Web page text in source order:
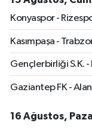
Konyaspor -
Kasımpaşa -
Gençlerbirliği S.K.
Gaziantep FK -
16 Ağustos,